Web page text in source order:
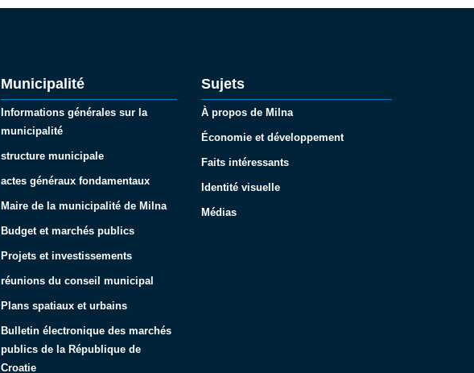
Municipalité
Informations générales sur la
municipalité
structure municipale
actes généraux fondamentaux
Maire de la municipalité de Milna
Budget et marchés publics
Projets et investissements
réunions du conseil municipal
Plans spatiaux et urbains
Bulletin électronique des marchés
publics de la République de
Croatie
Sujets
À propos de Milna
Économie et développement
Faits intéressants
Identité visuelle
Médias